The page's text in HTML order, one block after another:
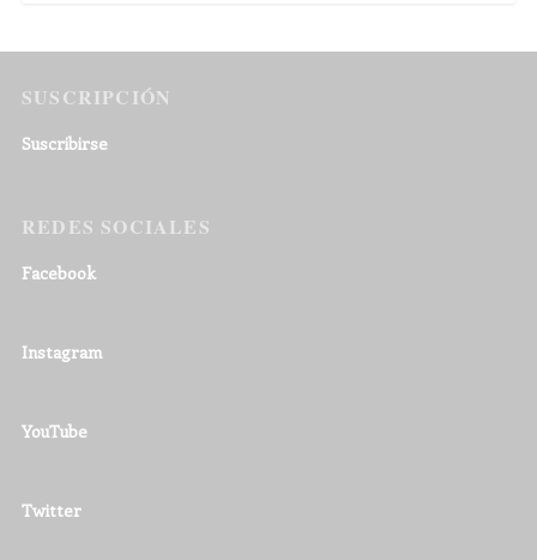
SUSCRIPCIÓN
Suscribirse
REDES SOCIALES
Facebook
Instagram
YouTube
Twitter